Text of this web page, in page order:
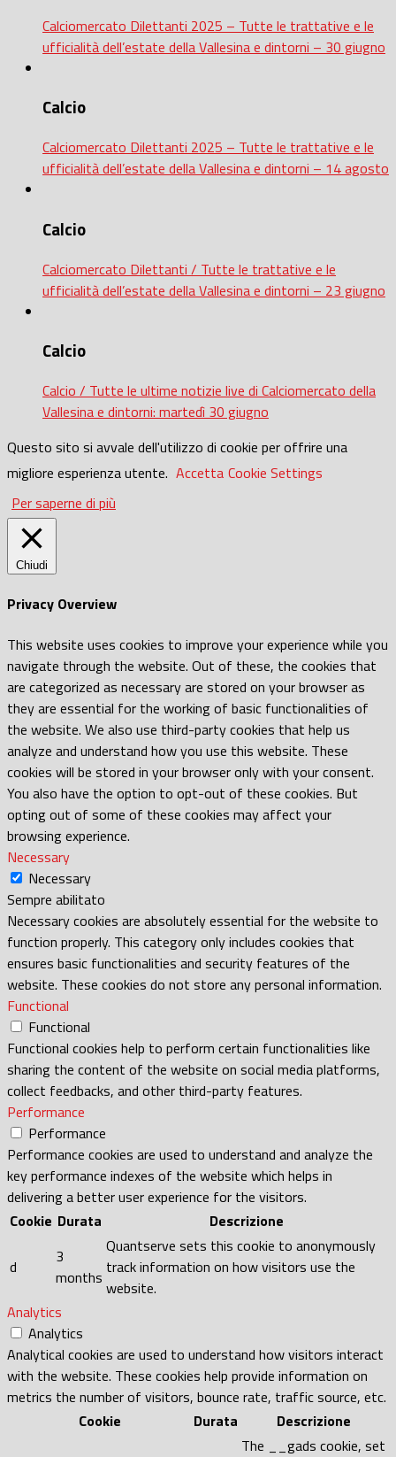
Calciomercato Dilettanti 2025 – Tutte le trattative e le
ufficialità dell’estate della Vallesina e dintorni – 30 giugno
Calcio
Calciomercato Dilettanti 2025 – Tutte le trattative e le
ufficialità dell’estate della Vallesina e dintorni – 14 agosto
Calcio
Calciomercato Dilettanti / Tutte le trattative e le
ufficialità dell’estate della Vallesina e dintorni – 23 giugno
Calcio
Calcio / Tutte le ultime notizie live di Calciomercato della
Vallesina e dintorni: martedì 30 giugno
Questo sito si avvale dell'utilizzo di cookie per offrire una
migliore esperienza utente. Accetta Cookie Settings
Per saperne di più
Chiudi
Privacy Overview
This website uses cookies to improve your experience while you
navigate through the website. Out of these, the cookies that
are categorized as necessary are stored on your browser as
they are essential for the working of basic functionalities of
the website. We also use third-party cookies that help us
analyze and understand how you use this website. These
cookies will be stored in your browser only with your consent.
You also have the option to opt-out of these cookies. But
opting out of some of these cookies may affect your
browsing experience.
Necessary
Necessary
Sempre abilitato
Necessary cookies are absolutely essential for the website to
function properly. This category only includes cookies that
ensures basic functionalities and security features of the
website. These cookies do not store any personal information.
Functional
Functional
Functional cookies help to perform certain functionalities like
sharing the content of the website on social media platforms,
collect feedbacks, and other third-party features.
Performance
Performance
Performance cookies are used to understand and analyze the
key performance indexes of the website which helps in
delivering a better user experience for the visitors.
Cookie Durata Descrizione
d
3
months
Quantserve sets this cookie to anonymously
track information on how visitors use the
website.
Analytics
Analytics
Analytical cookies are used to understand how visitors interact
with the website. These cookies help provide information on
metrics the number of visitors, bounce rate, traffic source, etc.
Cookie
Durata
Descrizione
The __gads cookie, set